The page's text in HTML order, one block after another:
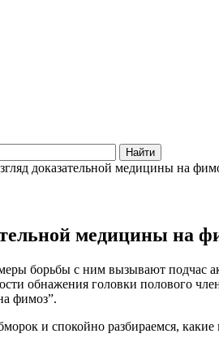
доказательной медицины на
медицины на
борьбы с ним вызывают подчас
обнажения головки полового
фимоз”.
и спокойно разбираемся,